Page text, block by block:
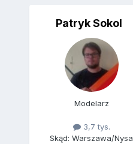
Patryk Sokol
Modelarz
3,7 tys.
Skąd: Warszawa/Nysa